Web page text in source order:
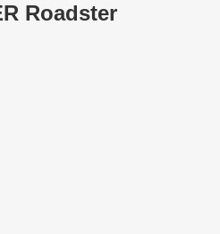
Roadster